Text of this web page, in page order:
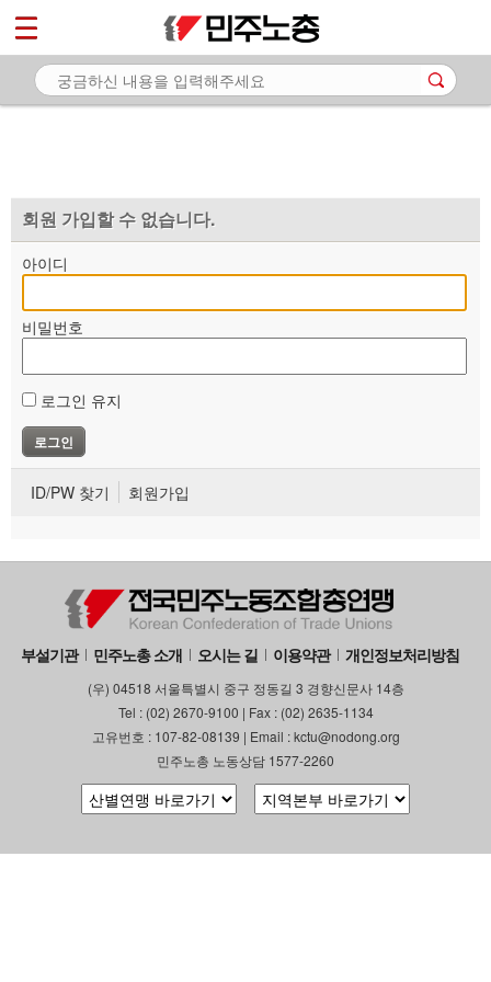
회원 가입할 수 없습니다.
아이디
비밀번호
로그인 유지
ID/PW 찾기 회원가입
부설기관 민주노총 소개 오시는 길 이용약관 개인정보처리방침
(우) 04518 서울특별시 중구 정동길 3 경향신문사 14층
Tel : (02) 2670-9100 | Fax : (02) 2635-1134
고유번호 : 107-82-08139 | Email : kctu@nodong.org
민주노총 노동상담 1577-2260
마이페이지
소개
자료
부설기관